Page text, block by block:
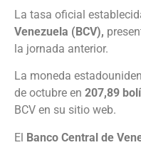
La tasa oficial
Venezuela (BCV),
la jornada anterior.
La moneda
de octubre en 207,89
BCV en su sitio web.
El Banco Central de